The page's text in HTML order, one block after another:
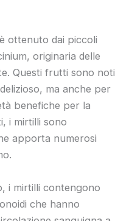
ottenuto dai piccoli
originaria delle
Questi frutti sono noti
ma anche per
benefiche per la
i mirtilli sono
apporta numerosi
i mirtilli contengono
che hanno